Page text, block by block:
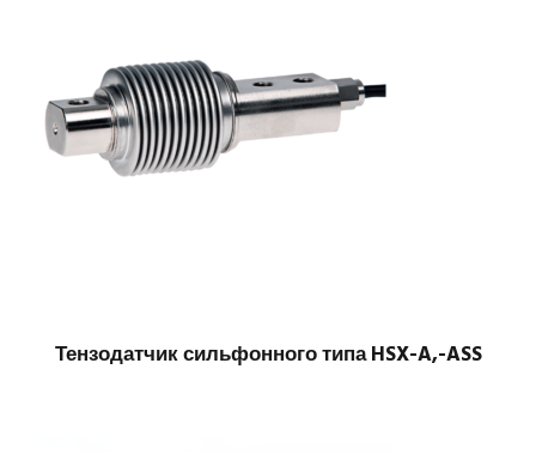
Тензодатчик сильфонного типа HSX-A,-ASS